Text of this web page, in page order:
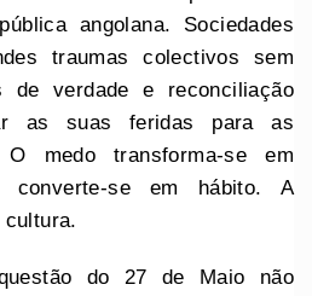
angolana. Sociedades
traumas colectivos sem
de verdade e reconciliação
as suas feridas para as
O medo transforma-se em
converte-se em hábito. A
do 27 de Maio não